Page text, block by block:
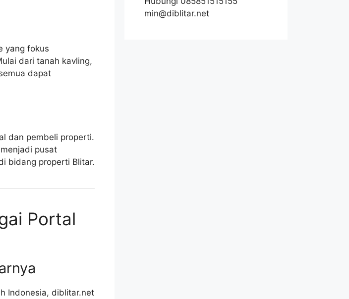
yang fokus
dari tanah kavling,
dapat
dan pembeli properti.
pusat
bidang properti Blitar.
Portal
Indonesia, diblitar.net
min@diblitar.net